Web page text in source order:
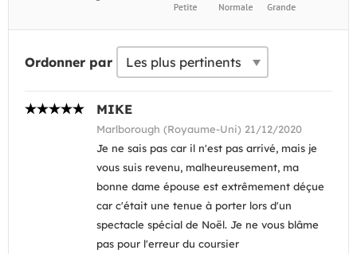
Ordonner par
MIKE
Marlborough (Royaume-Uni) 21/12/2020
Je ne sais pas car il n'est pas arrivé, mais je
vous suis revenu, malheureusement, ma
bonne dame épouse est extrêmement déçue
car c'était une tenue à porter lors d'un
spectacle spécial de Noël. Je ne vous blâme
pas pour l'erreur du coursier